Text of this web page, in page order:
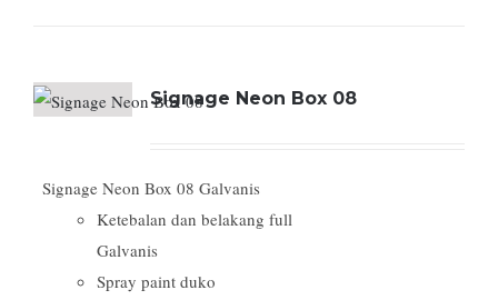
Signage Neon Box 08
Signage Neon Box 08 Galvanis
Ketebalan dan belakang full
Galvanis
Spray paint duko